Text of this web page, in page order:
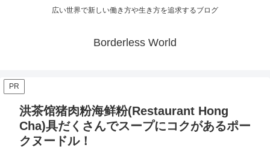
広い世界で新しい働き方や生き方を追求するブログ
Borderless World
PR
洪茶馆猪肉粉海鲜粉(Restaurant Hong
Cha)具だくさんでスープにコクがあるポー
クヌードル！